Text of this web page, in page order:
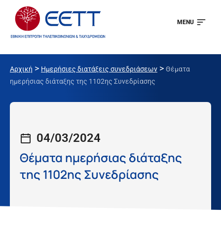
MENU
Αρχική > Ημερήσιες διατάξεις συνεδριάσεων > Θέματα
ημερήσιας διάταξης της 1102ης Συνεδρίασης
04/03/2024
Θέματα ημερήσιας διάταξης
της 1102ης Συνεδρίασης